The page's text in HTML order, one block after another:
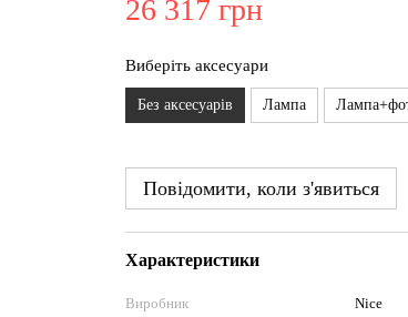
26 317 грн
Виберіть аксесуари
Без аксесуарів Лампа
Повідомити, коли з'явиться
Характеристики
Виробник
Nice